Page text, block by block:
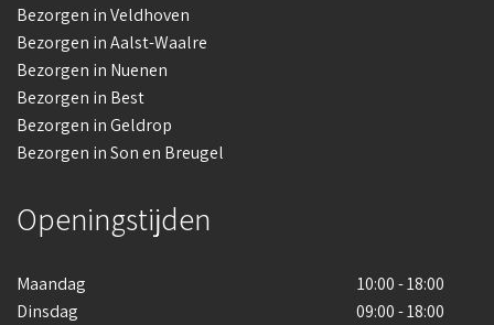
Bezorgen in Veldhoven
Bezorgen in Aalst-Waalre
Bezorgen in Nuenen
Bezorgen in Best
Bezorgen in Geldrop
Bezorgen in Son en Breugel
Openingstijden
Maandag
10:00 - 18:00
Dinsdag
09:00 - 18:00